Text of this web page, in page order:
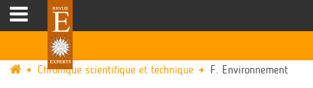
Chronique scientifique et technique F. Environnement